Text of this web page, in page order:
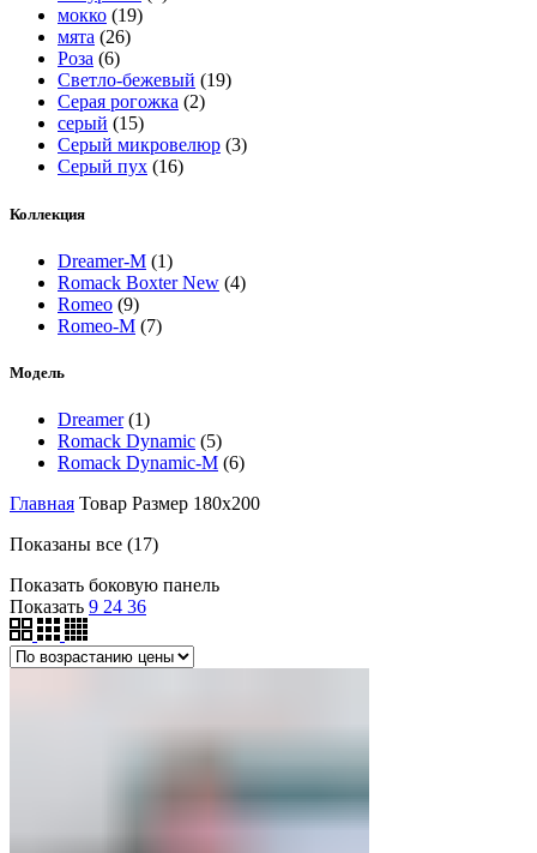
мокко (19)
мята (26)
Роза (6)
Светло-бежевый (19)
Серая рогожка (2)
серый (15)
Серый микровелюр (3)
Серый пух (16)
Коллекция
Dreamer-M (1)
Romack Boxter New (4)
Romeo (9)
Romeo-M (7)
Модель
Dreamer (1)
Romack Dynamic (5)
Romack Dynamic-M (6)
Главная Товар Размер 180x200
Показаны все (17)Цены:
возрастанию
Показать боковую панель
Показать 9 24 36